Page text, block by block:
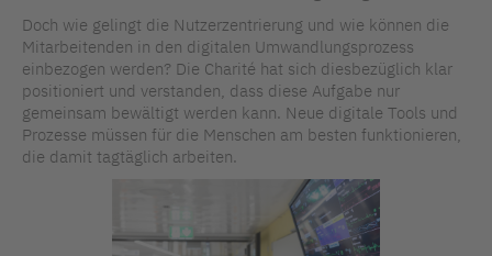
Doch wie gelingt die Nutzerzentrierung und wie können die
Mitarbeitenden in den digitalen Umwandlungsprozess
einbezogen werden? Die Charité hat sich diesbezüglich klar
positioniert und verstanden, dass diese Aufgabe nur
gemeinsam bewältigt werden kann. Neue digitale Tools und
Prozesse müssen für die Menschen am besten funktionieren,
die damit tagtäglich arbeiten.